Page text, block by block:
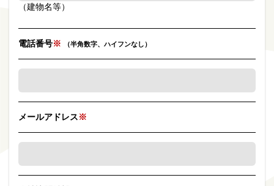
（建物名等）
電話番号※ （半角数字、ハイフンなし）
メールアドレス※